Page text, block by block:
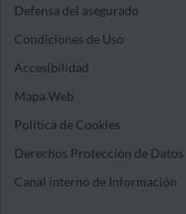
Defensa del asegurado
Condiciones de Uso
Accesibilidad
Mapa Web
Política de Cookies
Derechos Protección de Datos
Canal interno de Información